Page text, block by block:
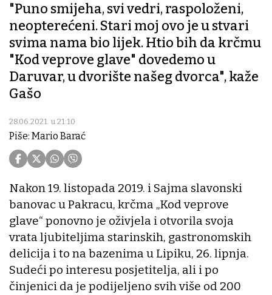
"Puno smijeha, svi vedri, raspoloženi,
neopterećeni. Stari moj ovo je u stvari
svima nama bio lijek. Htio bih da krčmu
"Kod veprove glave" dovedemo u
Daruvar, u dvorište našeg dvorca", kaže
Gašo
28.06.2021. u 21:10
Piše: Mario Barać
Nakon 19. listopada 2019. i Sajma slavonski
banovac u Pakracu, krčma „Kod veprove
glave“ ponovno je oživjela i otvorila svoja
vrata ljubiteljima starinskih, gastronomskih
delicija i to na bazenima u Lipiku, 26. lipnja.
Sudeći po interesu posjetitelja, ali i po
činjenici da je podijeljeno svih više od 200